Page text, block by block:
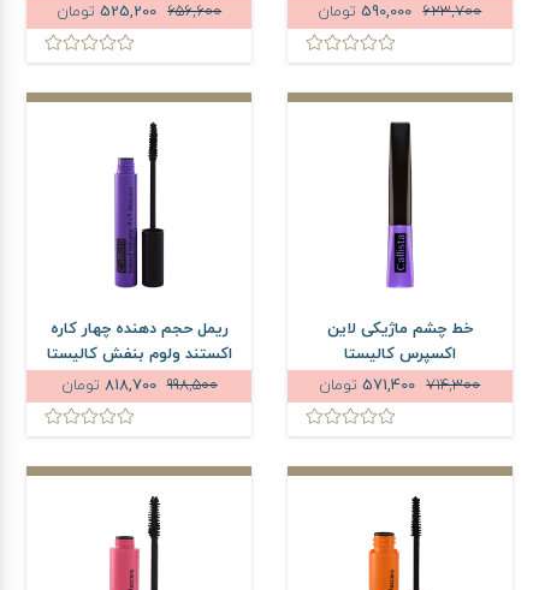
623,700
تومان
656,600
تومان
خط چشم ماژیکی لاین
اکسپرس کالیستا
714,300
تومان
ریمل حجم دهنده چهار کاره
اکستند ولوم بنفش کالیستا
998,500
818,700 تومان